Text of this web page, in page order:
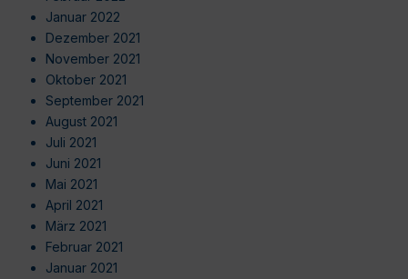
Januar 2022
Dezember 2021
November 2021
Oktober 2021
September 2021
August 2021
Juli 2021
Juni 2021
Mai 2021
April 2021
März 2021
Februar 2021
Januar 2021